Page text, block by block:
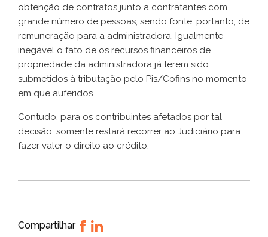
obtenção de contratos junto a contratantes com
grande número de pessoas, sendo fonte, portanto, de
remuneração para a administradora. Igualmente
inegável o fato de os recursos financeiros de
propriedade da administradora já terem sido
submetidos à tributação pelo Pis/Cofins no momento
em que auferidos.
Contudo, para os contribuintes afetados por tal
decisão, somente restará recorrer ao Judiciário para
fazer valer o direito ao crédito.
Compartilhar